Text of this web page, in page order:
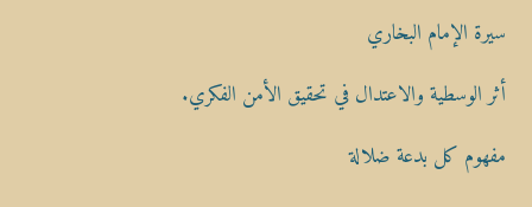
سيرة الإمام البخاري
أثر الوسطية والاعتدال في تحقيق الأمن الفكري.
مفهوم كل بدعة ضلالة